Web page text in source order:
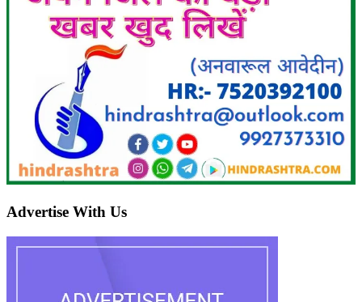
Advertise With Us